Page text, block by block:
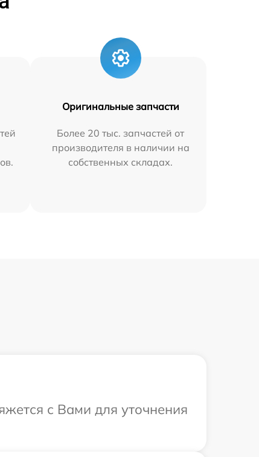
Оригинальные запчасти
Более 20 тыс. запчастей от
производителя в наличии на
собственных складах.
с Вами для уточнения